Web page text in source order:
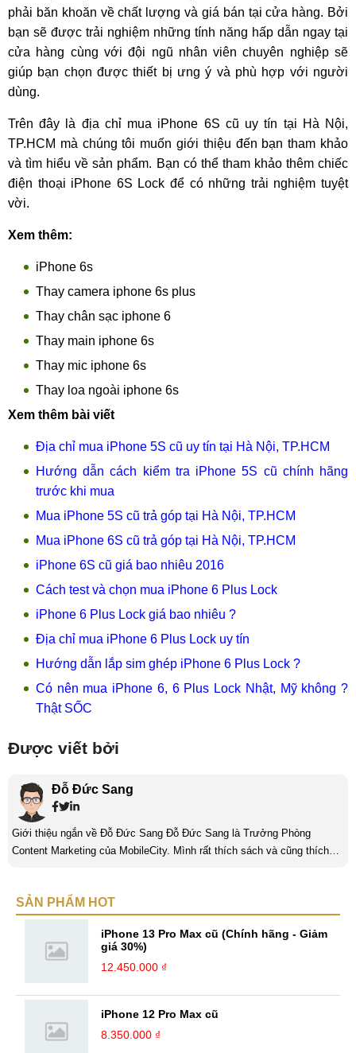
phải băn khoăn về chất lượng và giá bán tại cửa hàng. Bởi
bạn sẽ được trải nghiệm những tính năng hấp dẫn ngay tại
cửa hàng cùng với đội ngũ nhân viên chuyên nghiệp sẽ
giúp bạn chọn được thiết bị ưng ý và phù hợp với người
dùng.
Trên đây là địa chỉ mua iPhone 6S cũ uy tín tại Hà Nội,
TP.HCM mà chúng tôi muốn giới thiệu đến bạn tham khảo
và tìm hiểu về sản phẩm. Bạn có thể tham khảo thêm chiếc
điện thoại iPhone 6S Lock để có những trải nghiệm tuyệt
vời.
Xem thêm:
iPhone 6s
Thay camera iphone 6s plus
Thay chân sạc iphone 6
Thay main iphone 6s
Thay mic iphone 6s
Thay loa ngoài iphone 6s
Xem thêm bài viết
Địa chỉ mua iPhone 5S cũ uy tín tại Hà Nội, TP.HCM
Hướng dẫn cách kiểm tra iPhone 5S cũ chính hãng
trước khi mua
Mua iPhone 5S cũ trả góp tại Hà Nội, TP.HCM
Mua iPhone 6S cũ trả góp tại Hà Nội, TP.HCM
iPhone 6S cũ giá bao nhiêu 2016
Cách test và chọn mua iPhone 6 Plus Lock
iPhone 6 Plus Lock giá bao nhiêu ?
Địa chỉ mua iPhone 6 Plus Lock uy tín
Hướng dẫn lắp sim ghép iPhone 6 Plus Lock ?
Có nên mua iPhone 6, 6 Plus Lock Nhật, Mỹ không ?
Thật SỐC
Được viết bởi
Đỗ Đức Sang
Giới thiệu ngắn về Đỗ Đức Sang Đỗ Đức Sang là Trưởng Phòng
Content Marketing của MobileCity. Mình rất thích sách và cũng thích
bản thân Đỗ Đức Sang, viết chính là gửi gắm lại những cảm xúc, cảm
SẢN PHẨM HOT
iPhone 13 Pro Max cũ (Chính hãng - Giảm
giá 30%)
12.450.000 ₫
iPhone 12 Pro Max cũ
8.350.000 ₫